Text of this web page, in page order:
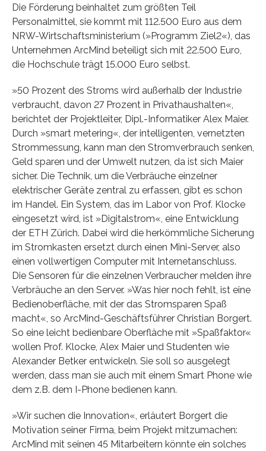
Die Förderung beinhaltet zum größten Teil
Personalmittel, sie kommt mit 112.500 Euro aus dem
NRW-Wirtschaftsministerium (»Programm Ziel2«), das
Unternehmen ArcMind beteiligt sich mit 22.500 Euro,
die Hochschule trägt 15.000 Euro selbst.
»50 Prozent des Stroms wird außerhalb der Industrie
verbraucht, davon 27 Prozent in Privathaushalten«,
berichtet der Projektleiter, Dipl.-Informatiker Alex Maier.
Durch »smart metering«, der intelligenten, vernetzten
Strommessung, kann man den Stromverbrauch senken,
Geld sparen und der Umwelt nutzen, da ist sich Maier
sicher. Die Technik, um die Verbräuche einzelner
elektrischer Geräte zentral zu erfassen, gibt es schon
im Handel. Ein System, das im Labor von Prof. Klocke
eingesetzt wird, ist »Digitalstrom«, eine Entwicklung
der ETH Zürich. Dabei wird die herkömmliche Sicherung
im Stromkasten ersetzt durch einen Mini-Server, also
einen vollwertigen Computer mit Internetanschluss.
Die Sensoren für die einzelnen Verbraucher melden ihre
Verbräuche an den Server. »Was hier noch fehlt, ist eine
Bedienoberfläche, mit der das Stromsparen Spaß
macht«, so ArcMind-Geschäftsführer Christian Borgert.
So eine leicht bedienbare Oberfläche mit »Spaßfaktor«
wollen Prof. Klocke, Alex Maier und Studenten wie
Alexander Betker entwickeln. Sie soll so ausgelegt
werden, dass man sie auch mit einem Smart Phone wie
dem z.B. dem I-Phone bedienen kann.
»Wir suchen die Innovation«, erläutert Borgert die
Motivation seiner Firma, beim Projekt mitzumachen:
ArcMind mit seinen 45 Mitarbeitern könnte ein solches